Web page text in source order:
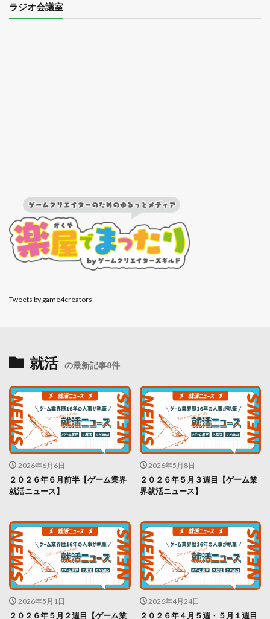
ラジオ会議室
Tweets by game4creators
就活 の最新記事8件
2026年6月6日
２０２６年６月前半【ゲーム業界
就活ニュース】
2026年5月8日
２０２６年５月３週目【ゲーム業
界就活ニュース】
2026年5月1日
２０２６年５月２週目【ゲーム業
2026年4月24日
２０２６年４月５週・５月１週目